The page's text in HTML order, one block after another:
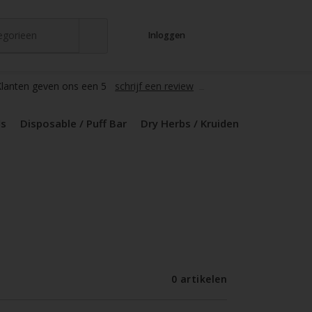
Inloggen
geven ons een 5 schrijf een review
Disposable / Puff Bar Dry Herbs / Kruiden
0 artikelen